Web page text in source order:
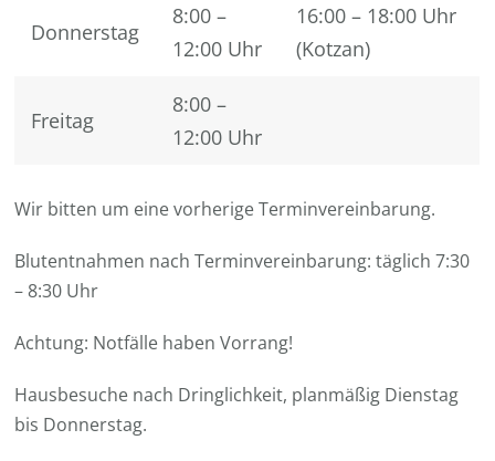
Donnerstag
8:00 –
12:00 Uhr
16:00 – 18:00 Uhr
(Kotzan)
Freitag
8:00 –
12:00 Uhr
Wir bitten um eine vorherige Terminvereinbarung.
Blutentnahmen nach Terminvereinbarung: täglich 7:30
– 8:30 Uhr
Achtung: Notfälle haben Vorrang!
Hausbesuche nach Dringlichkeit, planmäßig Dienstag
bis Donnerstag.